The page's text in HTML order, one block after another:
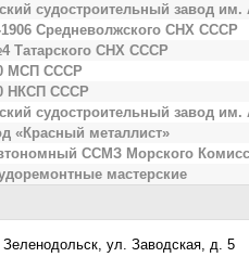
судостроительный завод
Средневолжского СНХ СССР
Татарского СНХ СССР
МСП СССР
НКСП СССР
судостроительный завод им.
«Красный металлист»
ССМЗ Морского
мастерские
Зеленодольск, ул. Заводская, д. 5